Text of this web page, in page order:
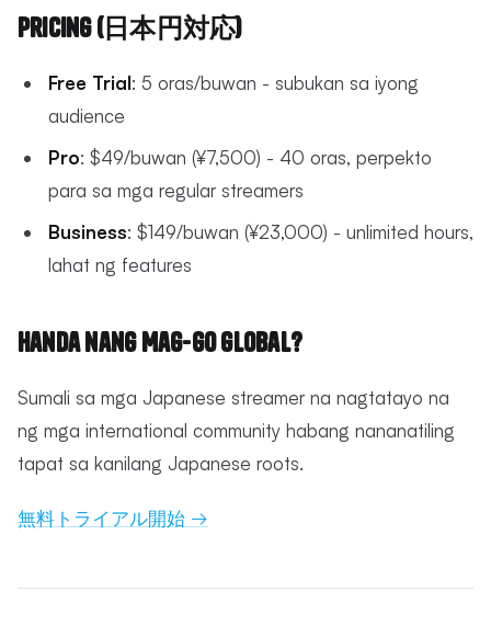
Pricing (日本円対応)
Free Trial: 5 oras/buwan - subukan sa iyong
audience
Pro: $49/buwan (¥7,500) - 40 oras, perpekto
para sa mga regular streamers
Business: $149/buwan (¥23,000) - unlimited hours,
lahat ng features
Handa nang Mag-Go Global?
Sumali sa mga Japanese streamer na nagtatayo na
ng mga international community habang nananatiling
tapat sa kanilang Japanese roots.
無料トライアル開始 →